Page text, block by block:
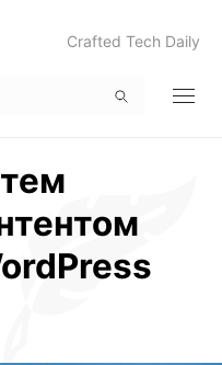
Crafted Tech Daily